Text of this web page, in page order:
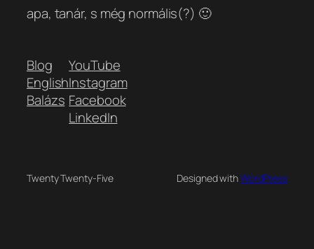
apa, tanár, s még normális(?) 🙂
Blog
English
Balázs
YouTube
Instagram
Facebook
LinkedIn
Twenty Twenty-Five Designed withWordPress